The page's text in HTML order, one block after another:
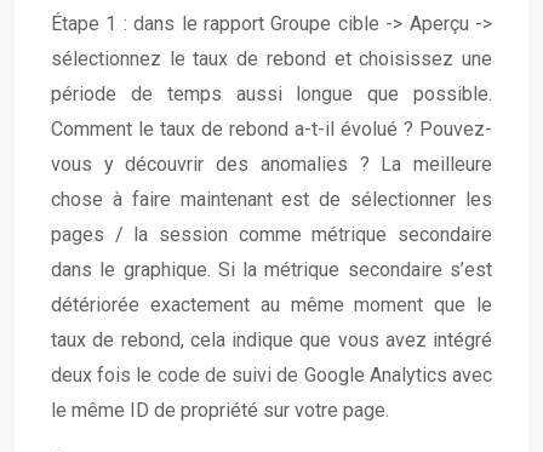
Étape 1 : dans le rapport Groupe cible -> Aperçu ->
sélectionnez le taux de rebond et choisissez une
période de temps aussi longue que possible.
Comment le taux de rebond a-t-il évolué ? Pouvez-
vous y découvrir des anomalies ? La meilleure
chose à faire maintenant est de sélectionner les
pages / la session comme métrique secondaire
dans le graphique. Si la métrique secondaire s’est
détériorée exactement au même moment que le
taux de rebond, cela indique que vous avez intégré
deux fois le code de suivi de Google Analytics avec
le même ID de propriété sur votre page.